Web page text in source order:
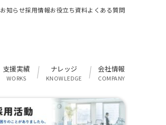
お知らせ採用情報お役立ち資料よくある質問
支援実績
WORKS
ナレッジ
KNOWLEDGE
会社情報
COMPANY